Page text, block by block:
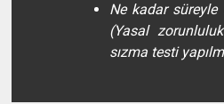
Ne kadar süreyle
(Yasal
sızma testi